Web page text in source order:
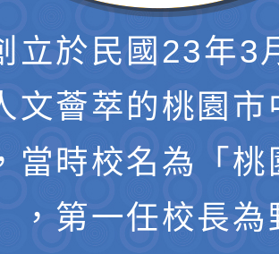
立於民國23年3
文薈萃的桃園市
當時校名為「桃
，第一任校長為